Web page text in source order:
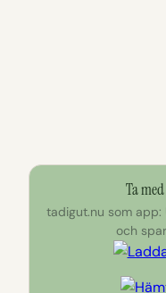
Ta
tadigut.nu som
och